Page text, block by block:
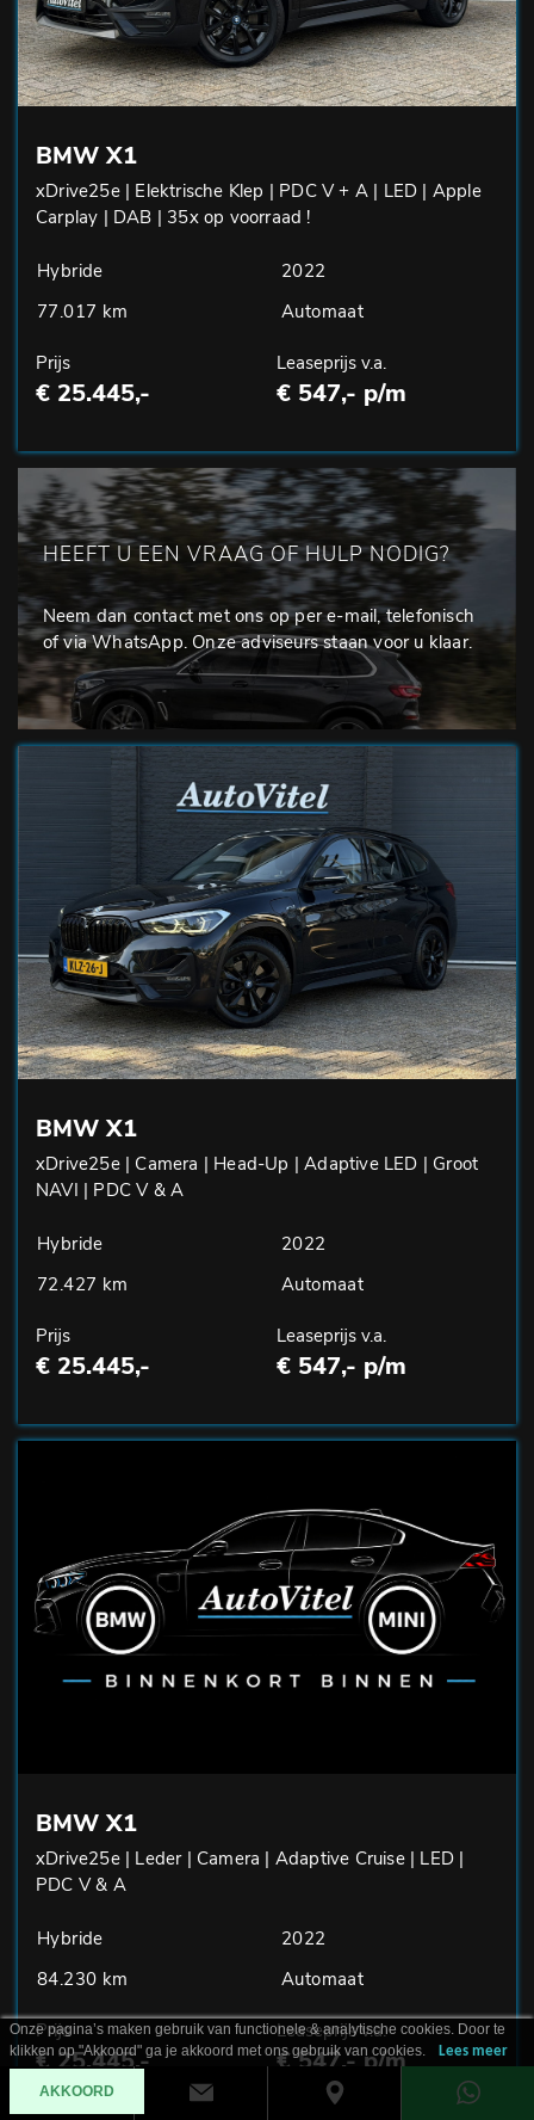
BMW X1
xDrive25e | Elektrische Klep | PDC V + A | LED | Apple
Carplay | DAB | 35x op voorraad !
Hybride
2022
77.017 km
Automaat
Prijs
€ 25.445,-
Leaseprijs v.a.
€ 547,- p/m
HEEFT U EEN VRAAG OF HULP NODIG?
Neem dan contact met ons op per e-mail, telefonisch
of via WhatsApp. Onze adviseurs staan voor u klaar.
BMW X1
xDrive25e | Camera | Head-Up | Adaptive LED | Groot
NAVI | PDC V & A
Hybride
2022
72.427 km
Automaat
Prijs
€ 25.445,-
Leaseprijs v.a.
€ 547,- p/m
BMW X1
xDrive25e | Leder | Camera | Adaptive Cruise | LED |
PDC V & A
Hybride
2022
84.230 km
Automaat
Prijs
€ 25.445,-
Leaseprijs v.a.
€ 547,- p/m
Onze pagina’s maken gebruik van functionele & analytische cookies. Door te
klikken op "Akkoord" ga je akkoord met ons gebruik van cookies.
Lees meer
AKKOORD